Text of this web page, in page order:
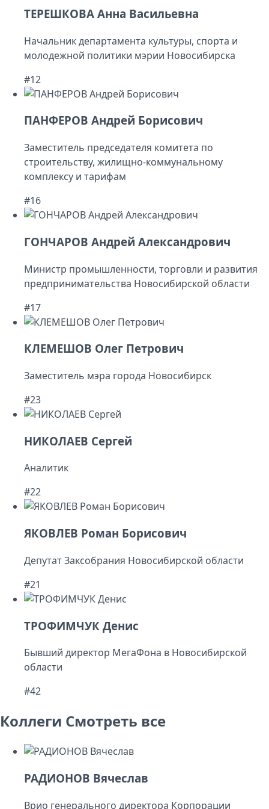
ТЕРЕШКОВА Анна Васильевна
Начальник департамента культуры, спорта и
молодежной политики мэрии Новосибирска
#12
ПАНФЕРОВ Андрей Борисович
Заместитель председателя комитета по
строительству, жилищно-коммунальному
комплексу и тарифам
#16
ГОНЧАРОВ Андрей Александрович
Министр промышленности, торговли и развития
предпринимательства Новосибирской области
#17
КЛЕМЕШОВ Олег Петрович
Заместитель мэра города Новосибирск
#23
НИКОЛАЕВ Сергей
Аналитик
#22
ЯКОВЛЕВ Роман Борисович
Депутат Заксобрания Новосибирской области
#21
ТРОФИМЧУК Денис
Бывший директор МегаФона в Новосибирской
области
#42
Коллеги Смотреть все
РАДИОНОВ Вячеслав
Врио генерального директора Корпорации